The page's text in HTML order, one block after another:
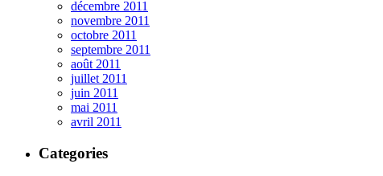
décembre 2011
novembre 2011
octobre 2011
septembre 2011
août 2011
juillet 2011
juin 2011
mai 2011
avril 2011
Categories